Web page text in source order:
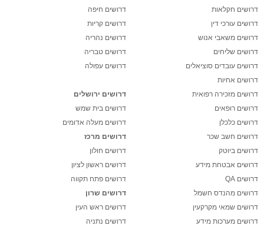
דרושים חקלאות
דרושים עורכי דין
דרושים משאבי אנוש
דרושים שליחים
דרושים עובדים סוציאלים
דרושים אחיות
דרושים מזכירה רפואית
דרושים רופאים
דרושים כלכלן
דרושים חשב שכר
דרושים ביוטק
דרושים אבטחת מידע
דרושים QA
דרושים מהנדס חשמל
דרושים שמאי מקרקעין
דרושים מערכות מידע
דרושים חיפה
דרושים קריות
דרושים נהריה
דרושים טבריה
דרושים עפולה
דרושים ירושלים
דרושים בית שמש
דרושים מעלה אדומים
דרושים מרכז
דרושים חולון
דרושים ראשון לציון
דרושים פתח תקווה
דרושים שרון
דרושים ראש העין
דרושים נתניה